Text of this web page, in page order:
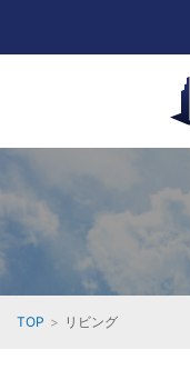
TOP リビング